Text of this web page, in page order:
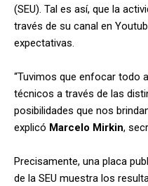
(SEU). Tal es así, que la
través de su canal en
expectativas.
“Tuvimos que enfocar todo
técnicos a través de las
posibilidades que nos
explicó Marcelo Mirkin,
Precisamente, una placa
de la SEU muestra los